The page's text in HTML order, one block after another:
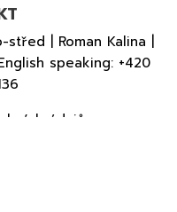
| Roman Kalina |
speaking: +420
údajů